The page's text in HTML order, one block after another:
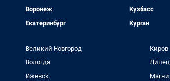
Воронеж
Екатеринбург
Кузбасс
Курган
Великий Новгород
Вологда
Ижевск
Киров